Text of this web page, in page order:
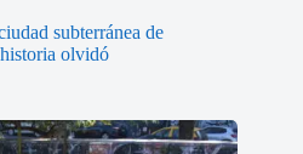
subterránea de
olvidó